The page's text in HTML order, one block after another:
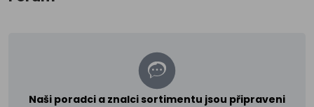
Naši poradci a znalci sortimentu jsou připraveni